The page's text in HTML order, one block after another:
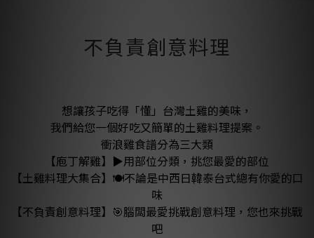
不負責創意料理
想讓孩子吃得「懂」台灣土雞的美味，
我們給您一個好吃又簡單的土雞料理提案。
衝浪雞食譜分為三大類
【庖丁解雞】▶️用部位分類，挑您最愛的部位
【土雞料理大集合】🍽不論是中西日韓泰台式總有你愛的口
味
【不負責創意料理】🎯腦闆最愛挑戰創意料理，您也來挑戰
吧